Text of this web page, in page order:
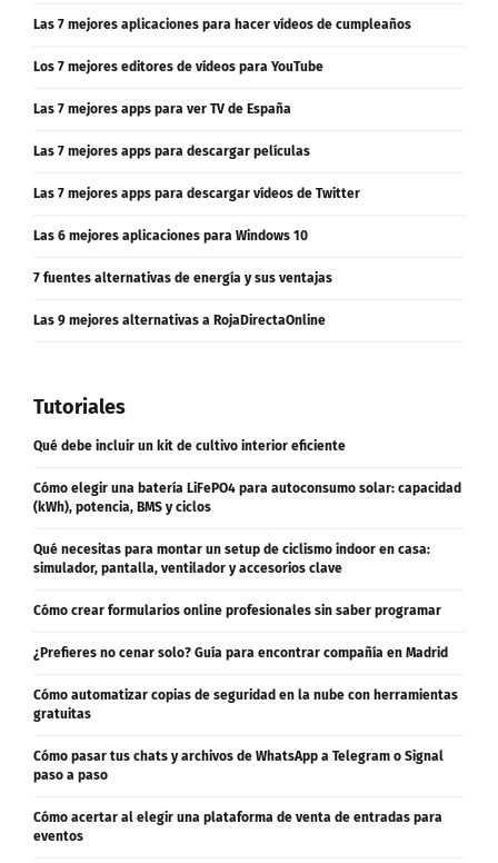
Las 7 mejores aplicaciones para hacer vídeos de cumpleaños
Los 7 mejores editores de vídeos para YouTube
Las 7 mejores apps para ver TV de España
Las 7 mejores apps para descargar películas
Las 7 mejores apps para descargar vídeos de Twitter
Las 6 mejores aplicaciones para Windows 10
7 fuentes alternativas de energía y sus ventajas
Las 9 mejores alternativas a RojaDirectaOnline
Tutoriales
Qué debe incluir un kit de cultivo interior eficiente
Cómo elegir una batería LiFePO4 para autoconsumo solar: capacidad
(kWh), potencia, BMS y ciclos
Qué necesitas para montar un setup de ciclismo indoor en casa:
simulador, pantalla, ventilador y accesorios clave
Cómo crear formularios online profesionales sin saber programar
¿Prefieres no cenar solo? Guía para encontrar compañía en Madrid
Cómo automatizar copias de seguridad en la nube con herramientas
gratuitas
Cómo pasar tus chats y archivos de WhatsApp a Telegram o Signal
paso a paso
Cómo acertar al elegir una plataforma de venta de entradas para
eventos